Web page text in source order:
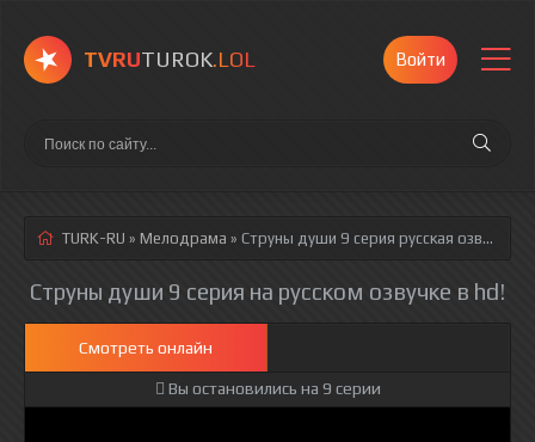
TVRUTUROK.LOL Войти
TURK-RU » Мелодрама » Струны души 9 серия русская озвучка полностью смотреть онлайн!
Струны души 9 серия на русском озвучке в hd!
Смотреть онлайн
Вы остановились на 9 серии